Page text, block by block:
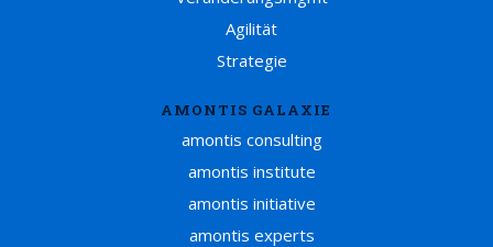
Agilität
Strategie
AMONTIS GALAXIE
amontis consulting
amontis institute
amontis initiative
amontis experts